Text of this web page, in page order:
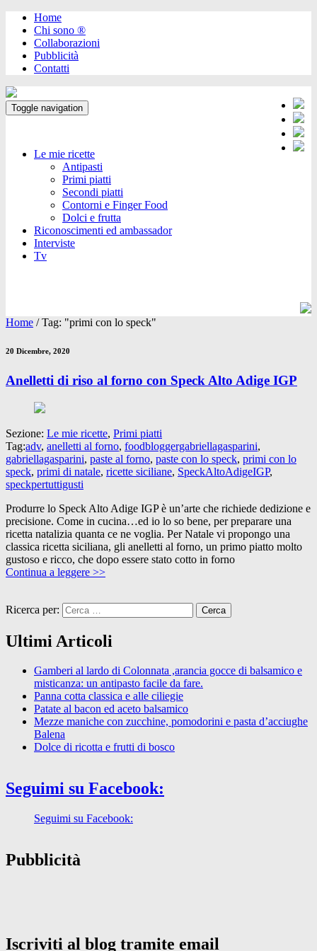
Home
Chi sono ®️
Collaborazioni
Pubblicità
Contatti
Toggle navigation
Le mie ricette
Antipasti
Primi piatti
Secondi piatti
Contorni e Finger Food
Dolci e frutta
Riconoscimenti ed ambassador
Interviste
Tv
Home /Tag: "primi con lo speck"
20 Dicembre, 2020
Anelletti di riso al forno con Speck Alto Adige IGP
Sezione: Le mie ricette, Primi piatti
Tag:adv, anelletti al forno, foodbloggergabriellagasparini,
gabriellagasparini, paste al forno, paste con lo speck, primi con lo
speck, primi di natale, ricette siciliane, SpeckAltoAdigeIGP,
speckpertuttigusti
Produrre lo Speck Alto Adige IGP è un’arte che richiede dedizione e
precisione. Come in cucina…ed io lo so bene, per preparare una
ricetta natalizia quanta ce ne voglia. Per Natale vi propongo una
classica ricetta siciliana, gli anelletti al forno, un primo piatto molto
gustoso e ricco, che dopo essere stato cotto in forno
Continua a leggere >>
Ricerca per:
Ultimi Articoli
Gamberi al lardo di Colonnata ,arancia gocce di balsamico e
misticanza: un antipasto facile da fare.
Panna cotta classica e alle ciliegie
Patate al bacon ed aceto balsamico
Mezze maniche con zucchine, pomodorini e pasta d’acciughe
Balena
Dolce di ricotta e frutti di bosco
Seguimi su Facebook:
Seguimi su Facebook:
Pubblicità
Iscriviti al blog tramite email